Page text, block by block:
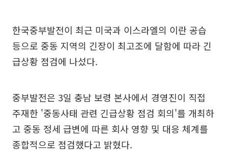
한국중부발전이 최근 미국과 이스라엘의 이란 공습
등으로 중동 지역의 긴장이 최고조에 달함에 따라 긴
급상황 점검에 나섰다.
중부발전은 3일 충남 보령 본사에서 경영진이 직접
주재한 '중동사태 관련 긴급상황 점검 회의'를 개최하
고 중동 정세 급변에 따른 회사 영향 및 대응 체계를
종합적으로 점검했다고 밝혔다.